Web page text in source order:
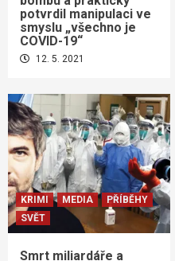
potvrdil manipulaci ve
smyslu „všechno je
COVID-19“
12. 5. 2021
KRIMI MEDIA
PŘÍBĚHY
SVĚT
Smrt miliardáře a